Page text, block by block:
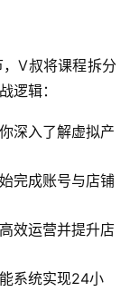
V叔将课程拆分
逻辑：
深入了解虚拟产
完成账号与店铺
效运营并提升店
系统实现24小